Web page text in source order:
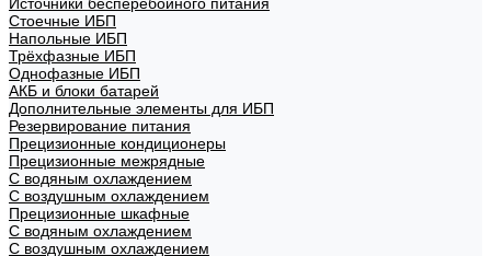
Стоечные ИБП
Напольные ИБП
Трёхфазные ИБП
Однофазные ИБП
АКБ и блоки батарей
Дополнительные элементы для ИБП
Резервирование питания
Прецизионные кондиционеры
Прецизионные межрядные
С водяным охлаждением
С воздушным охлаждением
Прецизионные шкафные
С водяным охлаждением
С воздушным охлаждением